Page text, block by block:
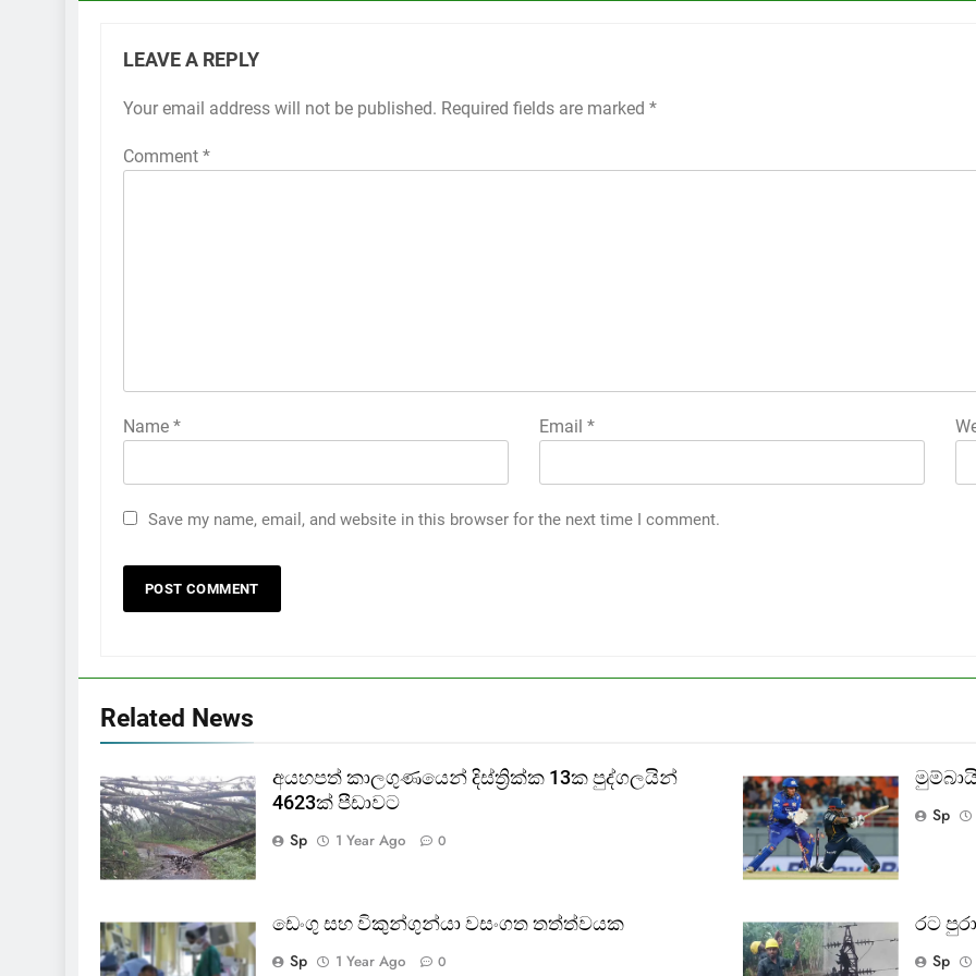
LEAVE A REPLY
Your email address will not be published. Required fields are marked *
Comment *
Name * Email*
Save my name, email, and website in this browser for the next time I comment.
Related News
අයහපත් කාලගුණයෙන් දිස්ත්‍රික්ක 13ක පුද්ගලයින්
4623ක් පීඩාවට
Sp
1 Year Ago 0
Sp
ඩෙංගු සහ විකුන්ගුන්යා වසංගත තත්ත්වයක
Sp
1 Year Ago 0
රට
Sp